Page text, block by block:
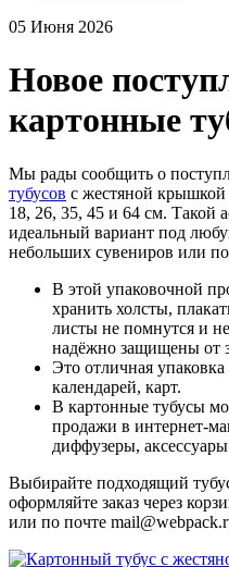
05 Июня 2026
Новое
картонные
Мы рады сообщить о
тубусов с жестяной
18, 26, 35, 45 и 64 см. Такой
идеальный вариант под
небольших сувениров или
В этой упаковочной
хранить холсты,
листы не помнутся и
надёжно защищены от
Это отличная
календарей, карт.
В картонные тубусы
продажи в интернет-
диффузеры,
Выбирайте подходящий
оформляйте заказ через
или по почте